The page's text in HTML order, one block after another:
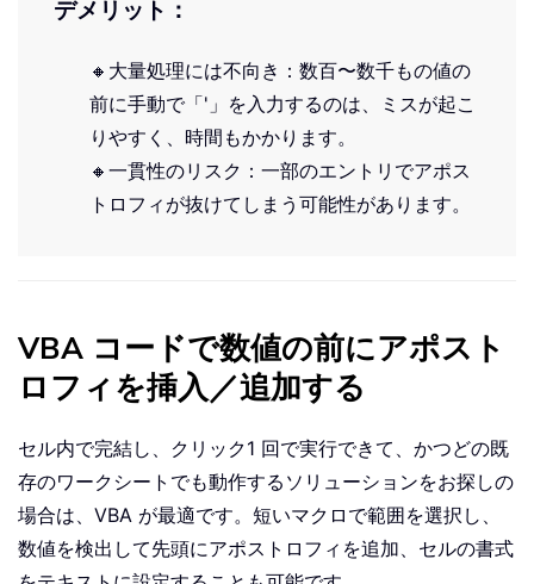
デメリット：
🔸大量処理には不向き：数百〜数千もの値の
前に手動で「'」を入力するのは、ミスが起こ
りやすく、時間もかかります。
🔸一貫性のリスク：一部のエントリでアポス
トロフィが抜けてしまう可能性があります。
VBA コードで数値の前にアポスト
ロフィを挿入／追加する
セル内で完結し、クリック1 回で実行できて、かつどの既
存のワークシートでも動作するソリューションをお探しの
場合は、VBA が最適です。短いマクロで範囲を選択し、
数値を検出して先頭にアポストロフィを追加、セルの書式